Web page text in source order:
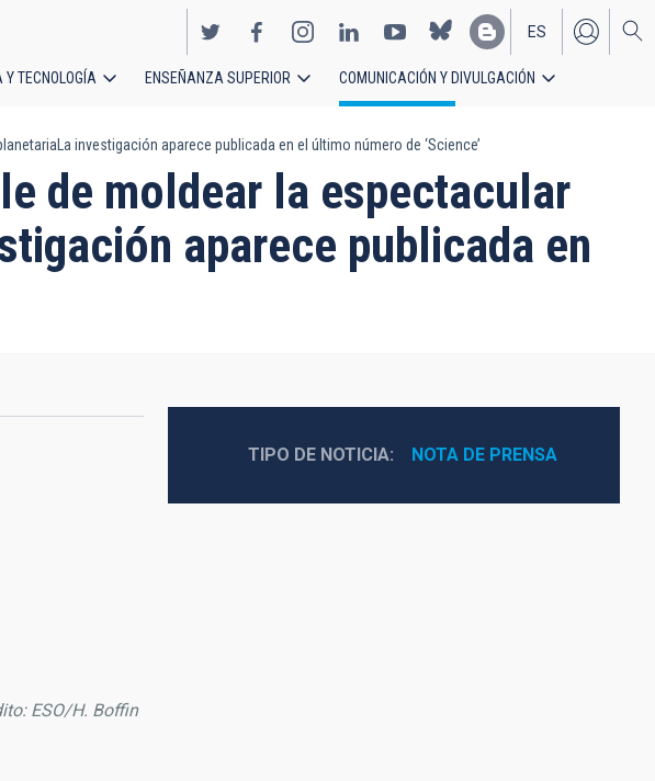
EN
ES
Y TECNOLOGÍA ENSEÑANZA SUPERIOR COMUNICACIÓN Y DIVULGACIÓN
investigación aparece publicada en el último número de ‘Science’
de moldear la espectacular
aparece publicada en
ESO/H. Boffin
TIPO DE NOTICIA NOTA DE PRENSA